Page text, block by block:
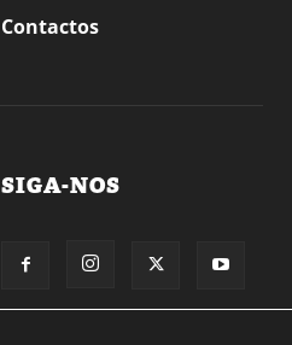
Contactos
SIGA-NOS